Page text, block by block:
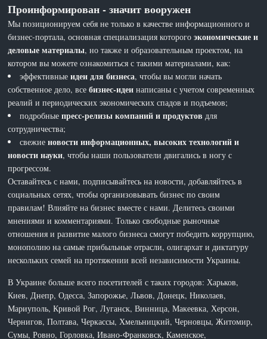
Проинформирован - значит вооружен
Мы позиционируем себя не только в качестве информационного и
бизнес-портала, основная специализация которогоэкономические и
деловые материалы, но также и образовательным проектом, на
котором вы можете ознакомиться с такими материалами, как:
эффективныеидеи для бизнеса, чтобы вы могли начать
собственное дело, всебизнес-идеи написаны с учетом современных
реалий и периодических экономических спадов и подъемов;
подробныепресс-релизы компаний и продуктов для
сотрудничества;
свежиеновости информационных, высоких технологий и
новости науки, чтобы наши пользователи двигались в ногу с
прогрессом.
Оставайтесь с нами, подписывайтесь на новости, добавляйтесь в
социальных сетях, чтобы организовывать бизнес по своим
правилам! Влияйте на бизнес вместе с нами. Делитесь своими
мнениями и комментариями. Только свободные рыночные
отношения и развитие малого бизнеса смогут победить коррупцию,
монополию на самые прибыльные отрасли, олигархат и диктатуру
нескольких семей на протяжении всей независимости Украины.
В Украине больше всего посетителей с таких городов: Харьков,
Киев, Днепр, Одесса, Запорожье, Львов, Донецк, Николаев,
Мариуполь, Кривой Рог, Луганск, Винница, Макеевка, Херсон,
Чернигов, Полтава, Черкассы, Хмельницкий, Черновцы, Житомир,
Сумы, Ровно, Горловка, Ивано-Франковск, Каменское,